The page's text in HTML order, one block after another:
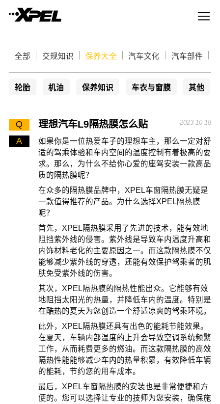
全部 交规知识 保养大全 汽车文化 汽车部件
轮胎 机油 保养知识 车衣与窗膜 其他
Q 理想汽车L9隔热膜怎么贴 2023-10-18
A
如果你是一位热爱车子的理想车主，那么一定对舒
适的驾乘体验和车内空间的温度控制有着极高的要
求。那么，为什么不给你心爱的座驾安装一款高品
质的隔热膜呢？
在众多的隔热膜品牌中，XPEL车窗隔热膜无疑是
一款值得推荐的产品。为什么选择XPEL隔热膜
呢？
首先，XPEL隔热膜采用了先进的技术，能有效地
阻挡紫外线的侵害。紫外线是导致车内温度升高和
内饰材料老化的主要原因之一。而这款隔热膜不仅
能够减少紫外线的穿透，还能有效保护驾乘者的肌
肤免受紫外线的伤害。
其次，XPEL隔热膜的隔热性能出众。它能够有效
地阻挡太阳光的热量，并降低车内的温度。特别是
在酷热的夏天为您创造一个舒适凉爽的驾乘环境。
此外，XPEL隔热膜还具有出色的能耗节能效果。
在夏天，车辆内部温度的上升会导致空调系统频繁
工作，从而耗费更多的燃油。而这款隔热膜的高效
隔热性能能够减少车内的热量积累，有效降低车辆
的能耗，节约您的用车成本。
最后，XPEL车窗隔热膜的安装也是非常便捷和方
便的。您可以选择让专业的技师为您安装，确保施